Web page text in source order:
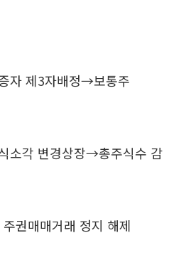
자 제3자배정→보통주
소각 변경상장→총주식수 감
권매매거래 정지 해제